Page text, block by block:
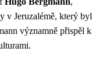
v Jeruzalémě, který byl
významně přispěl k